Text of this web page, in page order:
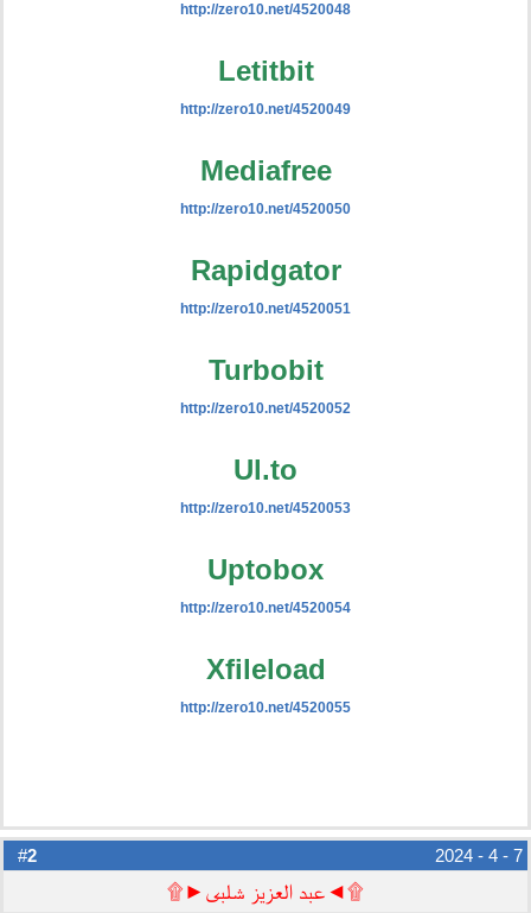
http://zero10.net/4520048
Letitbit
http://zero10.net/4520049
Mediafree
http://zero10.net/4520050
Rapidgator
http://zero10.net/4520051
Turbobit
http://zero10.net/4520052
Ul.to
http://zero10.net/4520053
Uptobox
http://zero10.net/4520054
Xfileload
http://zero10.net/4520055
2 7 - 4 - 2024
۩◄عبد العزيز شلبى►۩